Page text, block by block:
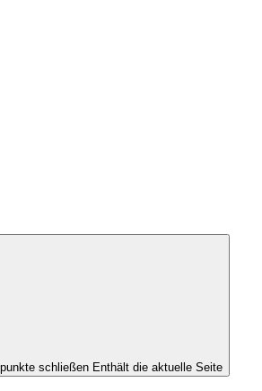
schließen Enthält die aktuelle Seite